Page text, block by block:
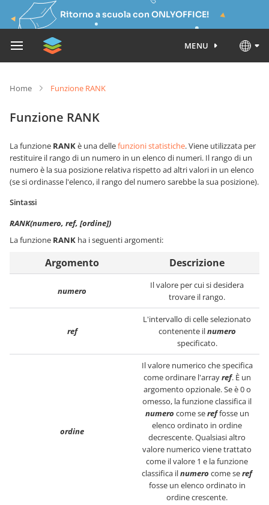
Ritorno a scuola con ONLYOFFICE!
MENU
Home Funzione RANK
Funzione RANK
La funzione RANKè una dellefunzioni statistiche. Viene utilizzata per
restituire il rango di un numero in un elenco di numeri. Il rango di un
numero è la sua posizione relativa rispetto ad altri valori in un elenco
(se si ordinasse l'elenco, il rango del numero sarebbe la sua posizione).
Sintassi
RANK(numero, ref, [ordine])
La funzione RANK ha i seguenti argomenti:
Argomento Descrizione
numero
Il valore per cui si desidera
trovare il rango.
ref
L'intervallo di celle selezionato
contenente ilnumero
specificato.
ordine
Il valore numerico che specifica
come ordinare l'arrayref. È un
argomento opzionale. Se è 0 o
omesso, la funzione classifica il
numero come sereffosse un
elenco ordinato in ordine
decrescente. Qualsiasi altro
valore numerico viene trattato
come il valore 1 e la funzione
classifica ilnumero come seref
fosse un elenco ordinato in
ordine crescente.